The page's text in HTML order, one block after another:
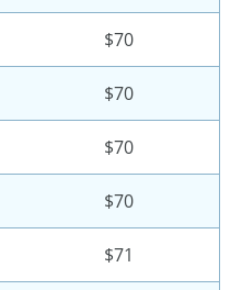
$70
$70
$70
$70
$71